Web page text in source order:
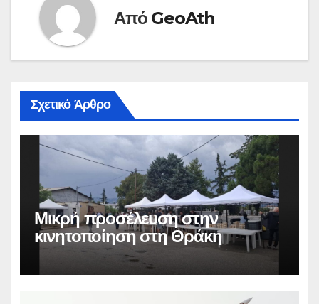
Από GeoAth
Σχετικό Άρθρο
Μικρή προσέλευση στην
κινητοποίηση στη Θράκη